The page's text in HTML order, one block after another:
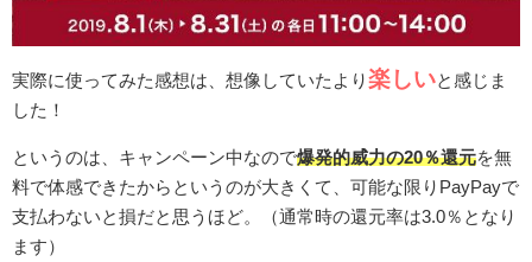
実際に使ってみた感想は、想像していたより 楽しい と感じま
した！
というのは、キャンペーン中なので爆発的威力の20％還元を無
料で体感できたからというのが大きくて、可能な限りPayPayで
支払わないと損だと思うほど。（通常時の還元率は3.0％となり
ます）